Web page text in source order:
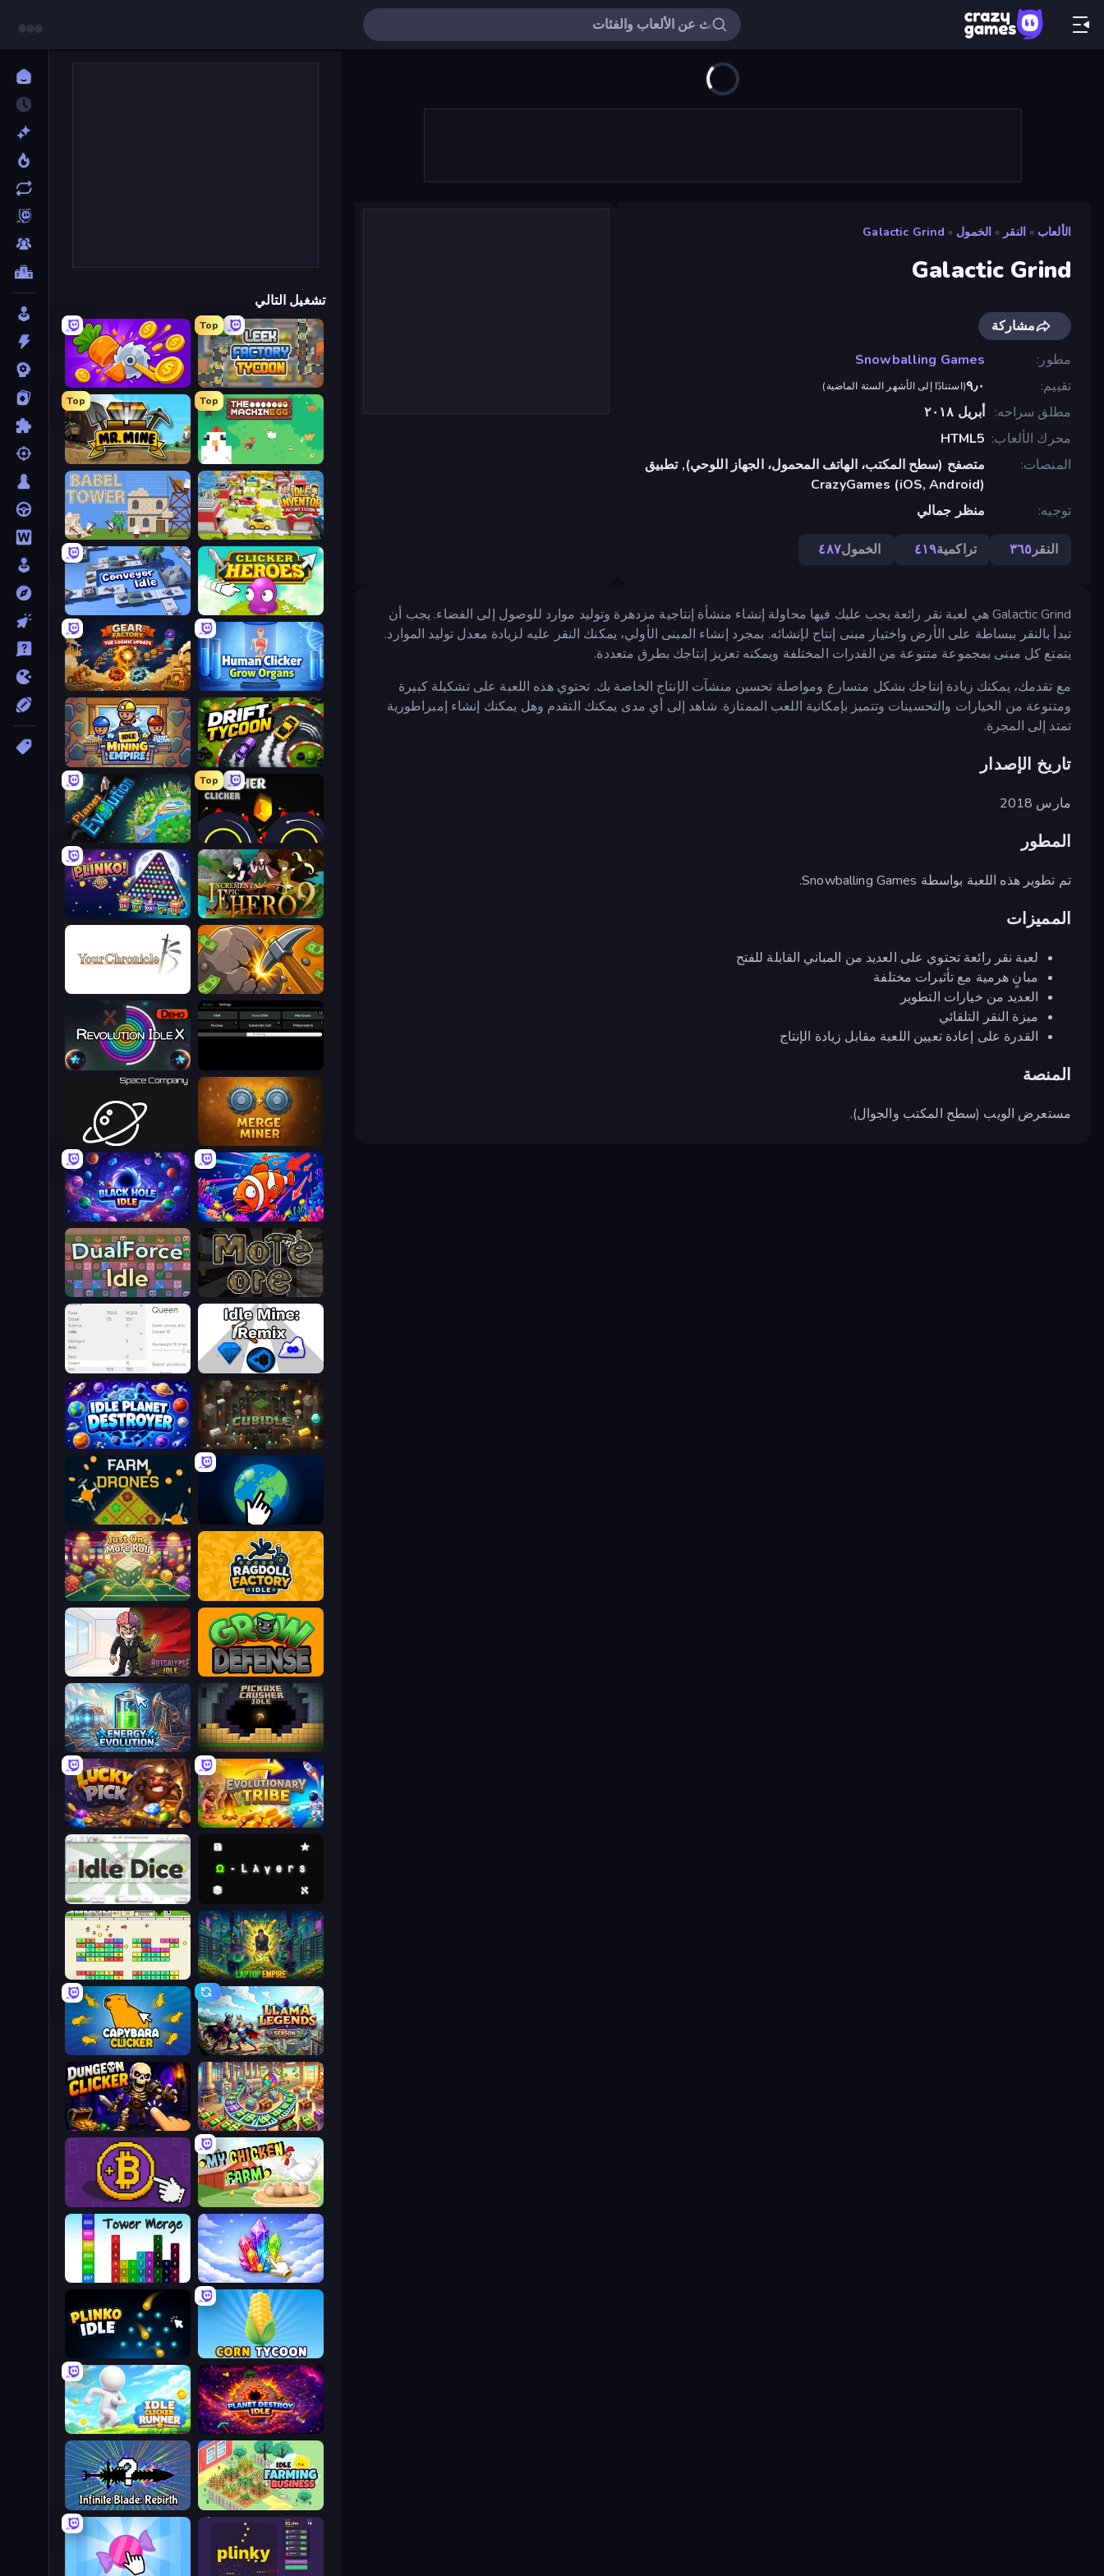
الألعاب » النقر » الخمول »
Galactic Grind
Galactic Grind
مشاركة
مطور
Snowballing Games
تقييم
٩٫٠(استنادًا إلى الأشهر الستة الماضية)
مطلق سراحه
أبريل ٢٠١٨
محرك الألعاب HTML5
المنصات
متصفح (سطح المكتب، الهاتف المحمول، الجهاز اللوحي), تطبيق
CrazyGames (iOS, Android)
توجيه
منظر جمالي
النقر٣٦٥ تراكمية٤١٩ الخمول٤٨٧
Galactic Grind هي لعبة نقر رائعة يجب عليك فيها محاولة إنشاء منشأة إنتاجية مزدهرة وتوليد موارد للوصول إلى الفضاء. يجب أن
تبدأ بالنقر ببساطة على الأرض واختيار مبنى إنتاج لإنشائه. بمجرد إنشاء المبنى الأولي، يمكنك النقر عليه لزيادة معدل توليد الموارد.
يتمتع كل مبنى بمجموعة متنوعة من القدرات المختلفة ويمكنه تعزيز إنتاجك بطرق متعددة.
مع تقدمك، يمكنك زيادة إنتاجك بشكل متسارع ومواصلة تحسين منشآت الإنتاج الخاصة بك. تحتوي هذه اللعبة على تشكيلة كبيرة
ومتنوعة من الخيارات والتحسينات وتتميز بإمكانية اللعب الممتازة. شاهد إلى أي مدى يمكنك التقدم وهل يمكنك إنشاء إمبراطورية
تمتد إلى المجرة.
تاريخ الإصدار
مارس 2018
المطور
تم تطوير هذه اللعبة بواسطة Snowballing Games.
المميزات
لعبة نقر رائعة تحتوي على العديد من المباني القابلة للفتح
مبانٍ هرمية مع تأثيرات مختلفة
العديد من خيارات التطوير
ميزة النقر التلقائي
القدرة على إعادة تعيين اللعبة مقابل زيادة الإنتاج
المنصة
مستعرض الويب (سطح المكتب والجوال).
تشغيل التالي
Top
Leek Factory Tycoon
Farm Ring Idle
Top
The MachinEGG
Top
Mr. Mine
Idle Inventor
Babel Tower
Clicker Heroes
Conveyor Idle
Human Clicker: Grow Organs
Gear Factory
Drift Tycoon
Idle Mining Empire
Top
Crusher Clicker
Incremental Epic Hero 2
PLINKO!
Mine Clicker
Your Chronicle
Evolve
Revolution Idle X
Merge Miner
Space Company
Fish Catch Idle
Black Hole Idle
More Ore
DualForce Idle
Idle Mine: Remix
Idle Ants
Cubidle
Idle Planet Destroyer
Planet Clicker 2
Farm Drones
Ragdoll Factory Idle
Just One More Roll
Grow Defense
Pickaxe Crusher Idle
Energy Evolution
Evolutionary Tribe
Lucky Pick
Idle Dice
Laptop Empire
Idle Breakout
Llama Legends
Capybara Clicker
Money Factory: Tycoon Idle Game
Dungeon Clicker
My Chicken Farm
Money Maker
Crystalia Idle Clicker
Tower Merge
Corn Tycoon
Plinko Idle
Planet Destroy Idle
Idle Clicker Runner
Idle Farming Business
Infinite Blade: Rebirth